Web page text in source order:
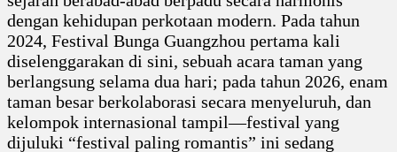
dengan kehidupan perkotaan modern. Pada tahun
2024, Festival Bunga Guangzhou pertama kali
diselenggarakan di sini, sebuah acara taman yang
berlangsung selama dua hari; pada tahun 2026, enam
taman besar berkolaborasi secara menyeluruh, dan
kelompok internasional tampil—festival yang
dijuluki “festival paling romantis” ini sedang